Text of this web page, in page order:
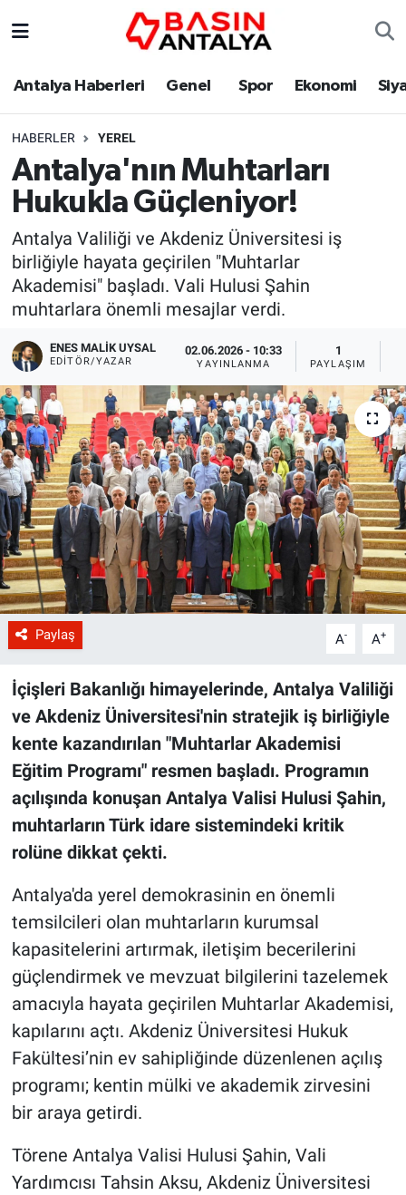
Antalya Haberleri Genel Spor Ekonomi
HABERLER YEREL
Antalya'nın Muhtarları
Hukukla Güçleniyor!
Antalya Valiliği ve Akdeniz Üniversitesi iş
birliğiyle hayata geçirilen "Muhtarlar
Akademisi" başladı. Vali Hulusi Şahin
muhtarlara önemli mesajlar verdi.
ENES MALİK UYSAL
EDITÖR/YAZAR
02.06.2026 - 10:33
YAYINLANMA
1
PAYLAŞIM
Paylaş A- A+
İçişleri Bakanlığı himayelerinde, Antalya Valiliği
ve Akdeniz Üniversitesi'nin stratejik iş birliğiyle
kente kazandırılan "Muhtarlar Akademisi
Eğitim Programı" resmen başladı. Programın
açılışında konuşan Antalya Valisi Hulusi Şahin,
muhtarların Türk idare sistemindeki kritik
rolüne dikkat çekti.
Antalya'da yerel demokrasinin en önemli
temsilcileri olan muhtarların kurumsal
kapasitelerini artırmak, iletişim becerilerini
güçlendirmek ve mevzuat bilgilerini tazelemek
amacıyla hayata geçirilen Muhtarlar Akademisi,
kapılarını açtı. Akdeniz Üniversitesi Hukuk
Fakültesi’nin ev sahipliğinde düzenlenen açılış
programı; kentin mülki ve akademik zirvesini
bir araya getirdi.
Törene Antalya Valisi Hulusi Şahin, Vali
Yardımcısı Tahsin Aksu, Akdeniz Üniversitesi